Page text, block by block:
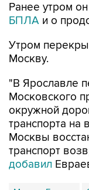
Ранее утром он
БПЛА и о
Утром
Москву.
"В Ярославле
Московского
окружной
транспорта на
Москвы
транспорт
добавил